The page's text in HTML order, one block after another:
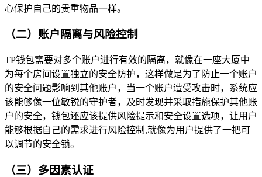
心保护自己的贵重物品一样。
（二）账户隔离与风险控制
TP钱包需要对多个账户进行有效的隔离，就像在一座大厦中
为每个房间设置独立的安全防护，这样做是为了防止一个账户
的安全问题影响到其他账户，当一个账户遭受攻击时，系统应
该能够像一位敏锐的守护者，及时发现并采取措施保护其他账
户的安全，钱包还应该提供风险提示和安全设置选项，让用户
能够根据自己的需求进行风险控制,就像为用户提供了一把可
以调节的安全锁。
（三）多因素认证